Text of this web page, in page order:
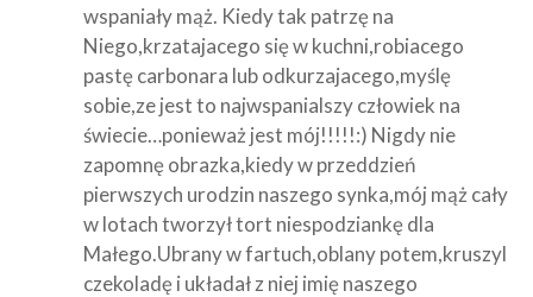
wspaniały mąż. Kiedy tak patrzę na
Niego,krzatajacego się w kuchni,robiacego
pastę carbonara lub odkurzajacego,myślę
sobie,ze jest to najwspanialszy człowiek na
świecie…ponieważ jest mój!!!!!:) Nigdy nie
zapomnę obrazka,kiedy w przeddzień
pierwszych urodzin naszego synka,mój mąż cały
w lotach tworzył tort niespodziankę dla
Małego.Ubrany w fartuch,oblany potem,kruszyl
czekoladę i układał z niej imię naszego